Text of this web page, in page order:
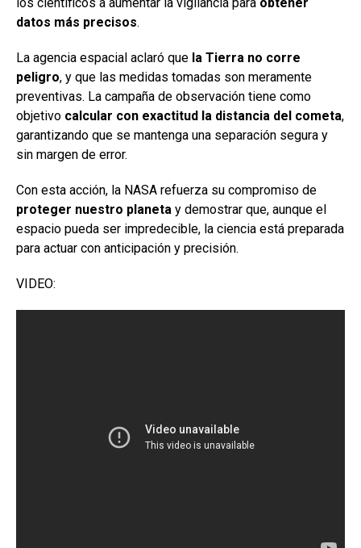
los científicos a aumentar la vigilancia para obtener
datos más precisos.
La agencia espacial aclaró que la Tierra no corre
peligro, y que las medidas tomadas son meramente
preventivas. La campaña de observación tiene como
objetivo calcular con exactitud la distancia del cometa,
garantizando que se mantenga una separación segura y
sin margen de error.
Con esta acción, la NASA refuerza su compromiso de
proteger nuestro planeta y demostrar que, aunque el
espacio pueda ser impredecible, la ciencia está preparada
para actuar con anticipación y precisión.
VIDEO: